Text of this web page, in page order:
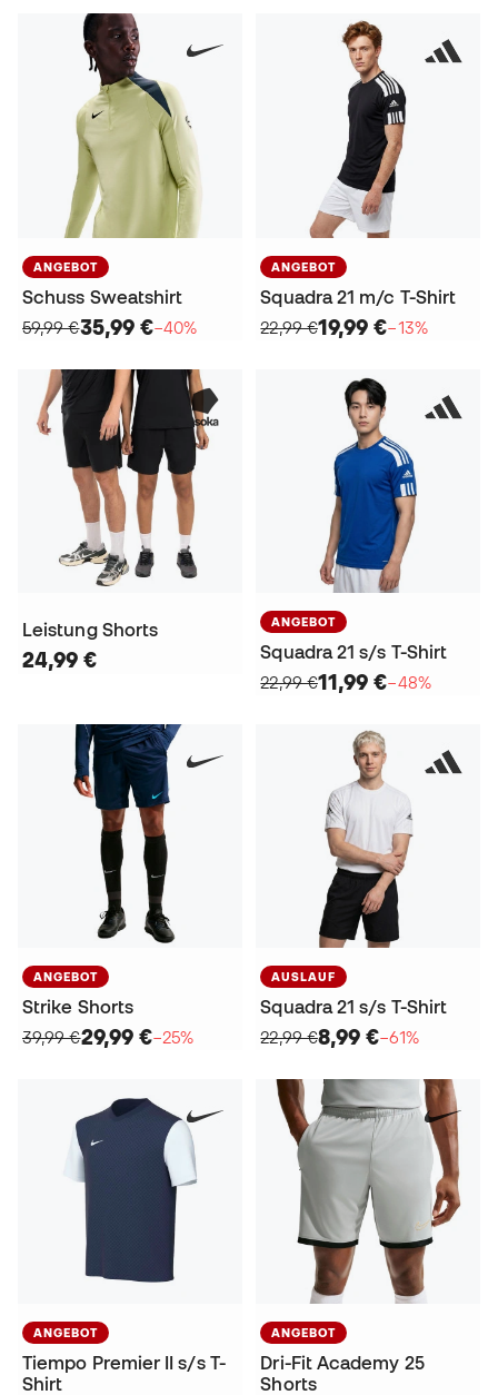
ANGEBOT
Schuss Sweatshirt
59,99 €35,99 €−40%
ANGEBOT
Squadra 21 m/c T-Shirt
22,99 €19,99 €−13%
Leistung Shorts
24,99 €
ANGEBOT
Squadra 21 s/s T-Shirt
22,99 €11,99 €−48%
ANGEBOT
Strike Shorts
39,99 €29,99 €−25%
AUSLAUF
Squadra 21 s/s T-Shirt
22,99 €8,99 €−61%
ANGEBOT
Tiempo Premier II s/s T-
Shirt
ANGEBOT
Dri-Fit Academy 25
Shorts